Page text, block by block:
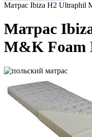
Матрас Ibiza H2 Ultraphil
Матрас
M&K Foam